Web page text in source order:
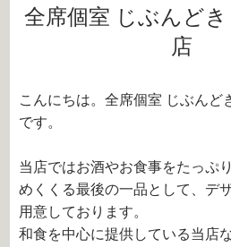
全席個室 じぶんど
店
こんにちは。全席個室 じぶんど
です。
当店ではお酒やお食事をたっぷ
めくくる最後の一品として、デ
用意しております。
和食を中心に提供している当店